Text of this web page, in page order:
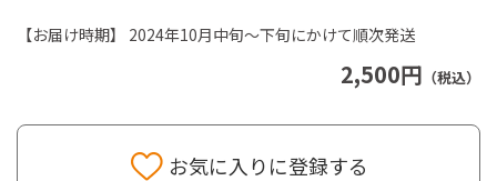
2,500円 （税込）
【お届け時期】 2024年10月中旬～下旬にかけて順次発送
お気に入りに登録する